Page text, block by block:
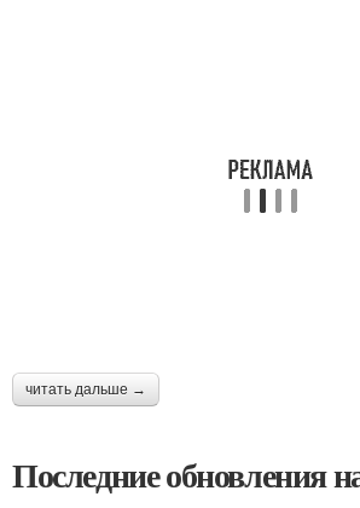
читать дальше →
Последние обновления